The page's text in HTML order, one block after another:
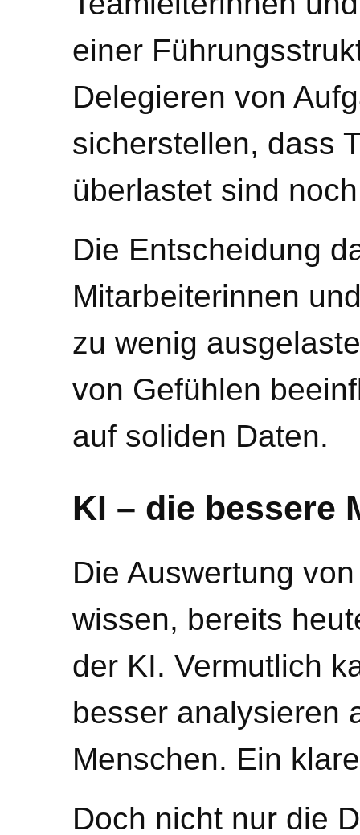
einer
Delegieren von
sicherstellen, dass
überlastet sind
Die Entscheidung
Mitarbeiterinnen
zu wenig
von Gefühlen
auf soliden Daten.
KI – die bessere
Die Auswertung
wissen, bereits
der KI. Vermutlich
besser analysieren
Menschen. Ein
Doch nicht nur die